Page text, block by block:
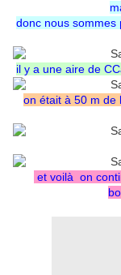
donc nous
il y a une aire de
on était à 50 m
et voilà on